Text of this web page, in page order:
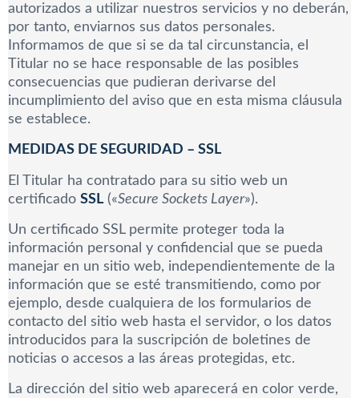
autorizados a utilizar nuestros servicios y no deberán,
por tanto, enviarnos sus datos personales.
Informamos de que si se da tal circunstancia, el
Titular no se hace responsable de las posibles
consecuencias que pudieran derivarse del
incumplimiento del aviso que en esta misma cláusula
se establece.
MEDIDAS DE SEGURIDAD – SSL
El Titular ha contratado para su sitio web un
certificado SSL («Secure Sockets Layer»).
Un certificado SSL permite proteger toda la
información personal y confidencial que se pueda
manejar en un sitio web, independientemente de la
información que se esté transmitiendo, como por
ejemplo, desde cualquiera de los formularios de
contacto del sitio web hasta el servidor, o los datos
introducidos para la suscripción de boletines de
noticias o accesos a las áreas protegidas, etc.
La dirección del sitio web aparecerá en color verde,